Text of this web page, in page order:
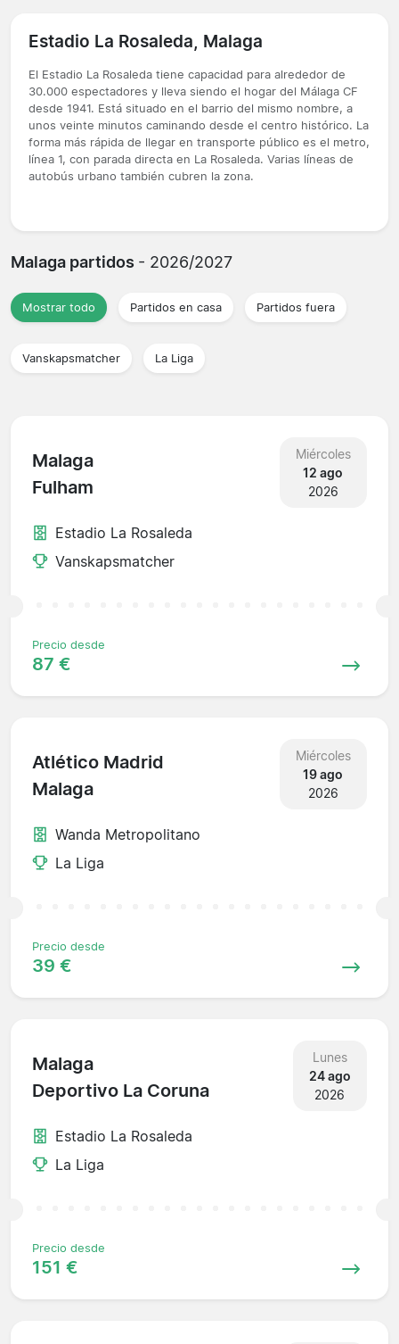
Estadio La Rosaleda, Malaga
El Estadio La Rosaleda tiene capacidad para alrededor de
30.000 espectadores y lleva siendo el hogar del Málaga CF
desde 1941. Está situado en el barrio del mismo nombre, a
unos veinte minutos caminando desde el centro histórico. La
forma más rápida de llegar en transporte público es el metro,
línea 1, con parada directa en La Rosaleda. Varias líneas de
autobús urbano también cubren la zona.
Malaga partidos - 2026/2027
Mostrar todo Partidos en casa Partidos fuera
Vanskapsmatcher La Liga
Malaga
Fulham
Miércoles
12 ago
2026
Estadio La Rosaleda
Vanskapsmatcher
Precio desde
87 €
Atlético Madrid
Malaga
Miércoles
19 ago
2026
Wanda Metropolitano
La Liga
Precio desde
39 €
Malaga
Deportivo La Coruna
Lunes
24 ago
2026
Estadio La Rosaleda
La Liga
Precio desde
151 €